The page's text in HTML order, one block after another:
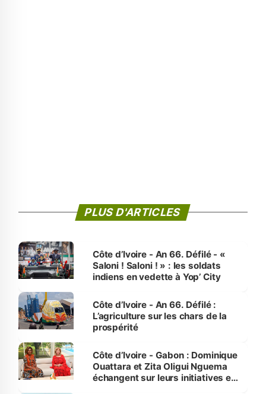
PLUS D'ARTICLES
Côte d’Ivoire - An 66. Défilé - «
Saloni ! Saloni ! » : les soldats
indiens en vedette à Yop’ City
Côte d’Ivoire - An 66. Défilé :
L’agriculture sur les chars de la
prospérité
Côte d’Ivoire - Gabon : Dominique
Ouattara et Zita Oligui Nguema
échangent sur leurs initiatives en